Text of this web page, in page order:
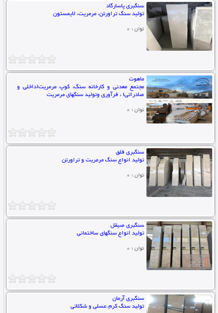
سنگبری پاسارگاد
تولید سنگ تراورتن، مرمریت، لایمستون
توان : 0
ماهوت
مجتمع معدنی و کارخانه سنگ، کوپ مرمریت(داخلی و
صادراتی) ، فرآوری وتولید سنگهای مرمریت
توان : 0
سنگبری فلق
تولید انواع سنگ مرمریت و تراورتن
توان : 0
سنگبری صیقل
تولید انواع سنگهای ساختمانی
توان : 0
سنگبری آرمان
تولید سنگ کرم.عسلی و شکلاتی